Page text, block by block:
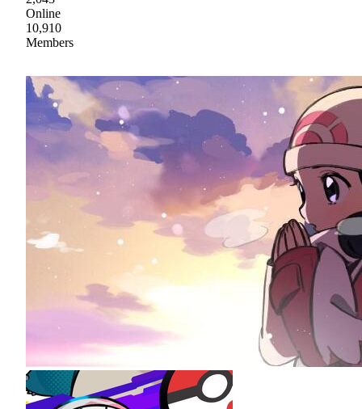
Online
10,910
Members